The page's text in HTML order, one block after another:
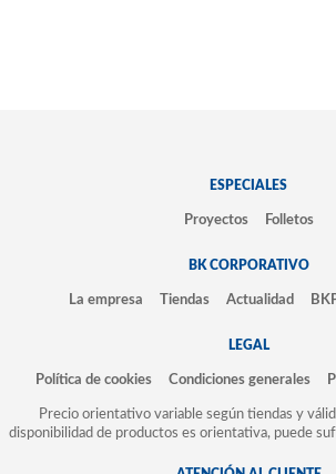
ESPECIALES
Proyectos Folletos
BK CORPORATIVO
La empresa Tiendas Actualidad
LEGAL
Política de cookies Condiciones generales
Precio orientativo variable según tiendas y
disponibilidad de productos es orientativa, puede